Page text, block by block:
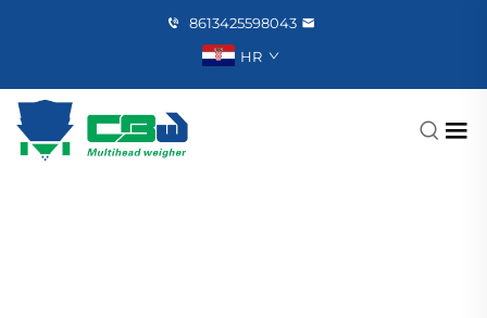
8613425598043
HR